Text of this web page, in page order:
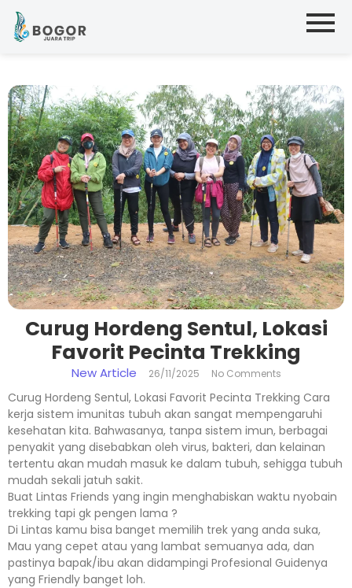
Curug Hordeng Sentul, Lokasi
Favorit Pecinta Trekking
New Article 26/11/2025 No Comments
Curug Hordeng Sentul, Lokasi Favorit Pecinta Trekking Cara
kerja sistem imunitas tubuh akan sangat mempengaruhi
kesehatan kita. Bahwasanya, tanpa sistem imun, berbagai
penyakit yang disebabkan oleh virus, bakteri, dan kelainan
tertentu akan mudah masuk ke dalam tubuh, sehigga tubuh
mudah sekali jatuh sakit.
Buat Lintas Friends yang ingin menghabiskan waktu nyobain
trekking tapi gk pengen lama ?
Di Lintas kamu bisa banget memilih trek yang anda suka,
Mau yang cepet atau yang lambat semuanya ada, dan
pastinya bapak/ibu akan didampingi Profesional Guidenya
yang Friendly banget loh.